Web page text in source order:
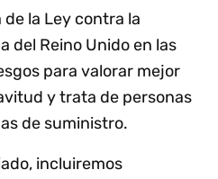
la Ley contra la
del Reino Unido en las
para valorar mejor
y trata de personas
de suministro.
incluiremos